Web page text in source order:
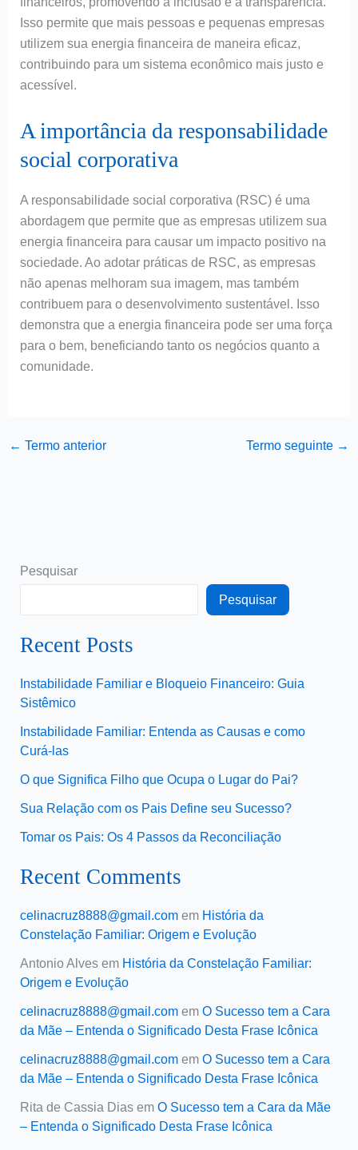
Isso permite que mais pessoas e pequenas empresas
utilizem sua energia financeira de maneira eficaz,
contribuindo para um sistema econômico mais justo e
acessível.
A importância da responsabilidade
social corporativa
A responsabilidade social corporativa (RSC) é uma
abordagem que permite que as empresas utilizem sua
energia financeira para causar um impacto positivo na
sociedade. Ao adotar práticas de RSC, as empresas
não apenas melhoram sua imagem, mas também
contribuem para o desenvolvimento sustentável. Isso
demonstra que a energia financeira pode ser uma força
para o bem, beneficiando tanto os negócios quanto a
comunidade.
← Termo anterior Termo seguinte →
Pesquisar
Pesquisar
Recent Posts
Instabilidade Familiar e Bloqueio Financeiro: Guia
Sistêmico
Instabilidade Familiar: Entenda as Causas e como
Curá-las
O que Significa Filho que Ocupa o Lugar do Pai?
Sua Relação com os Pais Define seu Sucesso?
Tomar os Pais: Os 4 Passos da Reconciliação
Recent Comments
celinacruz8888@gmail.comem História da
Constelação Familiar: Origem e Evolução
Antonio Alvesem História da Constelação Familiar:
Origem e Evolução
celinacruz8888@gmail.comem O Sucesso tem a Cara
da Mãe – Entenda o Significado Desta Frase Icônica
celinacruz8888@gmail.comem O Sucesso tem a Cara
da Mãe – Entenda o Significado Desta Frase Icônica
Rita de Cassia Diasem O Sucesso tem a Cara da Mãe
– Entenda o Significado Desta Frase Icônica